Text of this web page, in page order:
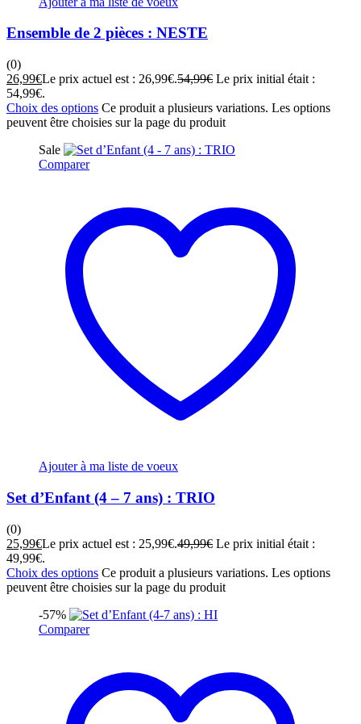
Ensemble de 2 pièces : NESTE
(0)
26,99€Le prix actuel est : 26,99€.54,99€ Le prix initial était :
54,99€.
Choix des options Ce produit a plusieurs variations. Les options
peuvent être choisies sur la page du produit
Sale
Comparer
Ajouter à ma liste de voeux
Set d’Enfant (4 – 7 ans) : TRIO
(0)
25,99€Le prix actuel est : 25,99€.49,99€ Le prix initial était :
49,99€.
Choix des options Ce produit a plusieurs variations. Les options
peuvent être choisies sur la page du produit
-57%
Comparer